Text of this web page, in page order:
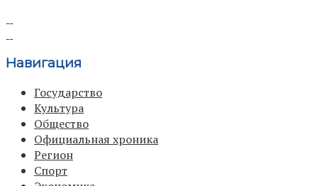
Навигация
Государство
Культура
Общество
Официальная хроника
Регион
Спорт